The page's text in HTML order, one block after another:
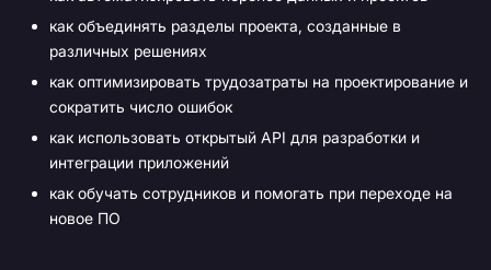
как объединять разделы проекта, созданные в
различных решениях
как оптимизировать трудозатраты на проектирование и
сократить число ошибок
как использовать открытый API для разработки и
интеграции приложений
как обучать сотрудников и помогать при переходе на
новое ПО